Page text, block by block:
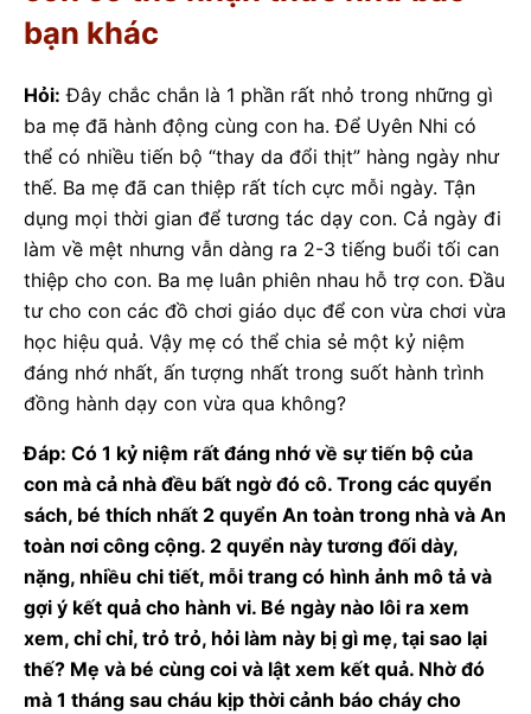
bạn khác
Hỏi: Đây chắc chắn là 1 phần rất nhỏ trong những gì
ba mẹ đã hành động cùng con ha. Để Uyên Nhi có
thể có nhiều tiến bộ “thay da đổi thịt” hàng ngày như
thế. Ba mẹ đã can thiệp rất tích cực mỗi ngày. Tận
dụng mọi thời gian để tương tác dạy con. Cả ngày đi
làm về mệt nhưng vẫn dàng ra 2-3 tiếng buổi tối can
thiệp cho con. Ba mẹ luân phiên nhau hỗ trợ con. Đầu
tư cho con các đồ chơi giáo dục để con vừa chơi vừa
học hiệu quả. Vậy mẹ có thể chia sẻ một kỷ niệm
đáng nhớ nhất, ấn tượng nhất trong suốt hành trình
đồng hành dạy con vừa qua không?
Đáp: Có 1 kỷ niệm rất đáng nhớ về sự tiến bộ của
con mà cả nhà đều bất ngờ đó cô. Trong các quyển
sách, bé thích nhất 2 quyển An toàn trong nhà và An
toàn nơi công cộng. 2 quyển này tương đối dày,
nặng, nhiều chi tiết, mỗi trang có hình ảnh mô tả và
gợi ý kết quả cho hành vi. Bé ngày nào lôi ra xem
xem, chỉ chỉ, trỏ trỏ, hỏi làm này bị gì mẹ, tại sao lại
thế? Mẹ và bé cùng coi và lật xem kết quả. Nhờ đó
mà 1 tháng sau cháu kịp thời cảnh báo cháy cho